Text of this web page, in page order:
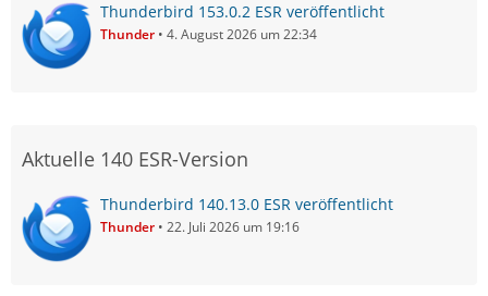
Thunderbird 153.0.2 ESR veröffentlicht
Thunder 4. August 2026 um 22:34
Aktuelle 140 ESR-Version
Thunderbird 140.13.0 ESR veröffentlicht
Thunder 22. Juli 2026 um 19:16